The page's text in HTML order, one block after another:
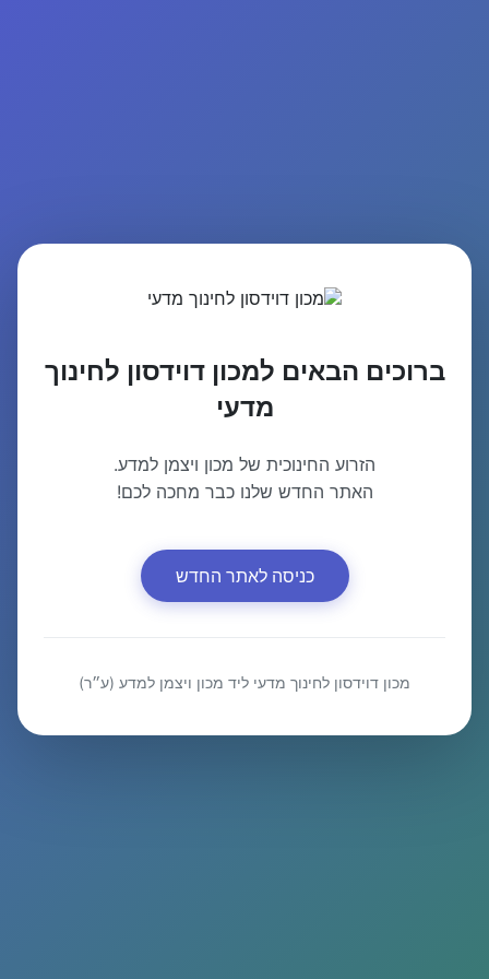
ברוכים הבאים למכון דוידסון לחינוך
מדעי
הזרוע החינוכית של מכון ויצמן למדע.
האתר החדש שלנו כבר מחכה לכם!
כניסה לאתר החדש
מכון דוידסון לחינוך מדעי ליד מכון ויצמן למדע (ע״ר)